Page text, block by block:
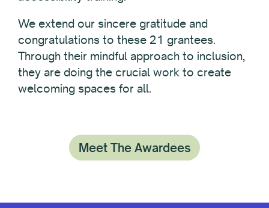
We extend our sincere gratitude and
congratulations to these 21 grantees.
Through their mindful approach to inclusion,
they are doing the crucial work to create
welcoming spaces for all.
Meet The Awardees